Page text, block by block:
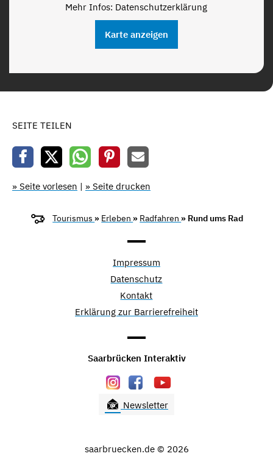
Mehr Infos: Datenschutzerklärung
Karte anzeigen
SEITE TEILEN
» Seite vorlesen | » Seite drucken
Tourismus » Erleben » Radfahren » Rund ums Rad
Impressum
Datenschutz
Kontakt
Erklärung zur Barrierefreiheit
Saarbrücken Interaktiv
Newsletter
saarbruecken.de © 2026